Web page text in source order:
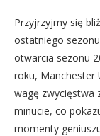
Przyjrzyjmy się
ostatniego
otwarcia sezonu
roku, Manchester
wagę zwycięstwa
minucie, co
momenty